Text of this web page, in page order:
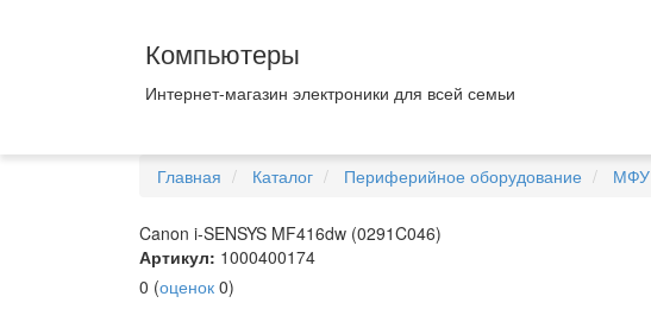
Компьютеры
Интернет-магазин электроники для всей семьи
Главная Каталог Периферийное оборудование МФУ
Canon i-SENSYS MF416dw (0291C046)
Артикул: 1000400174
0 (оценок 0)